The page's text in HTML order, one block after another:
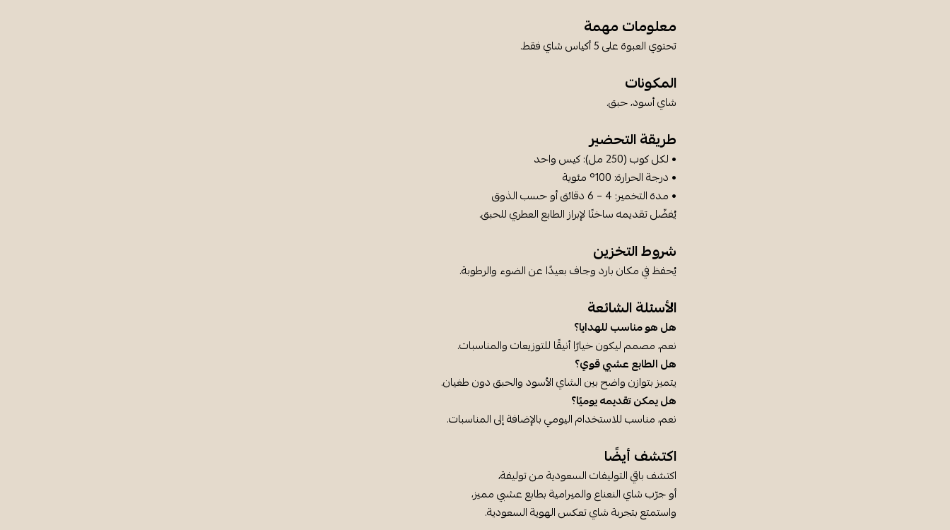
معلومات مهمة
تحتوي العبوة على 5 أكياس شاي فقط.
المكونات
شاي أسود، حبق.
طريقة التحضير
• لكل كوب (250 مل): كيس واحد
• درجة الحرارة: 100° مئوية
• مدة التخمير: 4 – 6 دقائق أو حسب الذوق
يُفضّل تقديمه ساخنًا لإبراز الطابع العطري للحبق.
شروط التخزين
يُحفظ في مكان بارد وجاف بعيدًا عن الضوء والرطوبة.
الأسئلة الشائعة
هل هو مناسب للهدايا؟
نعم، مصمم ليكون خيارًا أنيقًا للتوزيعات والمناسبات.
هل الطابع عشبي قوي؟
يتميز بتوازن واضح بين الشاي الأسود والحبق دون طغيان.
هل يمكن تقديمه يوميًا؟
نعم، مناسب للاستخدام اليومي بالإضافة إلى المناسبات.
اكتشف أيضًا
اكتشف باقي التوليفات السعودية من توليفة،
أو جرّب شاي النعناع والميرامية بطابع عشبي مميز،
واستمتع بتجربة شاي تعكس الهوية السعودية.